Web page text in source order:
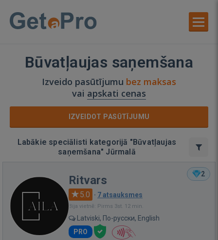
Būvatļaujas saņemšana
Izveido pasūtījumu bez maksas
vai apskati cenas
IZVEIDOT PASŪTĪJUMU
Labākie speciālisti kategorijā "Būvatļaujas
saņemšana" Jūrmalā
2
Ritvars
5.0 · 7 atsauksmes
Bija vietnē: Pirms 3st. 12 min.
Latviski, По-русски, English
PRO